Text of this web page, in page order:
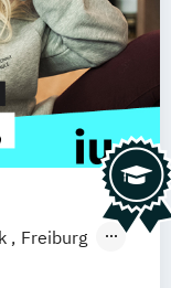
Freiburg